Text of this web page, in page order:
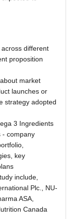
different
proposition
market
launches or
strategy adopted
3 Ingredients
- company
key
include,
Plc., NU-
ASA,
Canada